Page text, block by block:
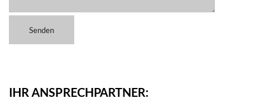
IHR ANSPRECHPARTNER: